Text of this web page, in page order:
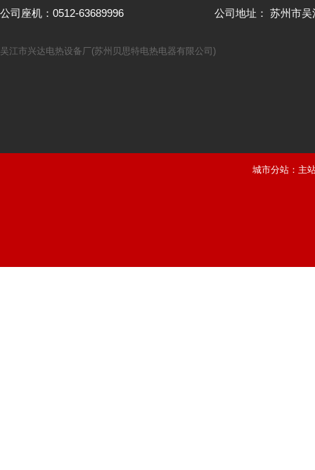
公司座机：0512-63689996
公司地址： 苏州市
吴江市兴达电热设备厂(苏州贝思特电热电器有限公司)
城市分站： 主